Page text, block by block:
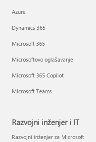
Azure
Dynamics 365
Microsoft 365
Microsoftovo oglašavanje
Microsoft 365 Copilot
Microsoft Teams
Razvojni inženjer i IT
Razvojni inženjer za Microsoft